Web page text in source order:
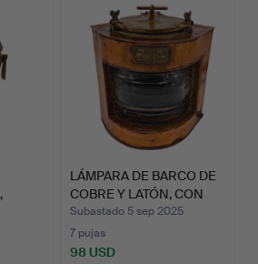
LÁMPARA DE BARCO DE
COBRE Y LATÓN, CON
SEL…
Subastado 5 sep 2025
7 pujas
98 USD